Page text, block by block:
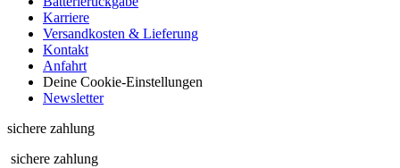
Karriere
Versandkosten & Lieferung
Kontakt
Anfahrt
Deine Cookie-Einstellungen
Newsletter
sichere zahlung
sichere zahlung